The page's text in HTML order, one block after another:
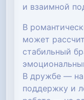
и взаимной
В
может
стабильный
В дружбе — на
поддержку и